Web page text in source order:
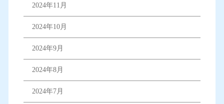
2024年11月
2024年10月
2024年9月
2024年8月
2024年7月